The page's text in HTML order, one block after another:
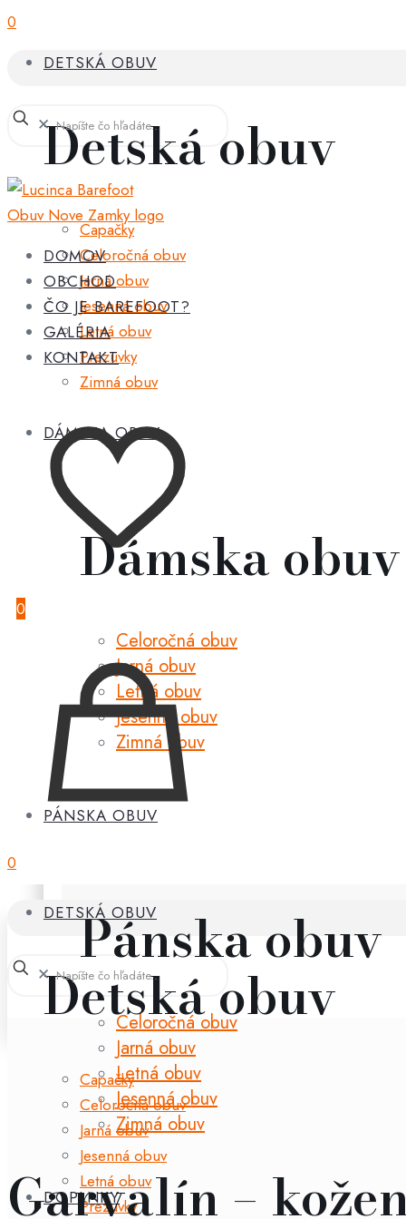
0
DETSKÁ OBUV
Detská obuv
Capačky
Celoročná obuv
Jarná obuv
Jesenná obuv
Letná obuv
Prezuvky
Zimná obuv
DÁMSKA OBUV
Dámska obuv
Celoročná obuv
Jarná obuv
Letná obuv
Jesenná obuv
Zimná obuv
PÁNSKA OBUV
Pánska obuv
Celoročná obuv
Jarná obuv
Letná obuv
Jesenná obuv
Zimná obuv
DOPLNKY
✕
DOMOV
OBCHOD
ČO JE BAREFOOT?
GALÉRIA
KONTAKT
0
0
DETSKÁ OBUV
Detská obuv
Capačky
Celoročná obuv
Jarná obuv
Jesenná obuv
Letná obuv
Prezuvky
✕
Garvalín –